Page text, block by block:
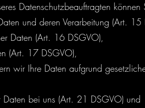
Datenschutzbeauftragten
und deren Verarbeitung (Art. 15
Daten (Art. 16 DSGVO),
(Art. 17 DSGVO),
wir Ihre Daten aufgrund
bei uns (Art. 21 DSGVO) und